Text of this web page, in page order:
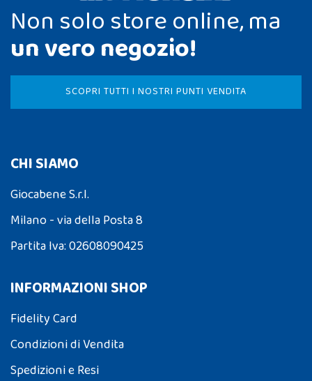
Non solo store online, ma
un vero negozio!
SCOPRI TUTTI I NOSTRI PUNTI VENDITA
CHI SIAMO
Giocabene S.r.l.
Milano - via della Posta 8
Partita Iva: 02608090425
INFORMAZIONI SHOP
Fidelity Card
Condizioni di Vendita
Spedizioni e Resi